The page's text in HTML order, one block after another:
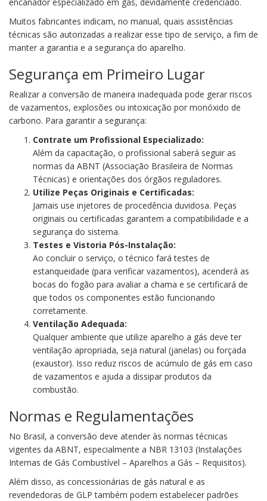
Muitos fabricantes indicam, no manual, quais assistências
técnicas são autorizadas a realizar esse tipo de serviço, a fim de
manter a garantia e a segurança do aparelho.
Segurança em Primeiro Lugar
Realizar a conversão de maneira inadequada pode gerar riscos
de vazamentos, explosões ou intoxicação por monóxido de
carbono. Para garantir a segurança:
Contrate um Profissional Especializado:
Além da capacitação, o profissional saberá seguir as
normas da ABNT (Associação Brasileira de Normas
Técnicas) e orientações dos órgãos reguladores.
Utilize Peças Originais e Certificadas:
Jamais use injetores de procedência duvidosa. Peças
originais ou certificadas garantem a compatibilidade e a
segurança do sistema.
Testes e Vistoria Pós-Instalação:
Ao concluir o serviço, o técnico fará testes de
estanqueidade (para verificar vazamentos), acenderá as
bocas do fogão para avaliar a chama e se certificará de
que todos os componentes estão funcionando
corretamente.
Ventilação Adequada:
Qualquer ambiente que utilize aparelho a gás deve ter
ventilação apropriada, seja natural (janelas) ou forçada
(exaustor). Isso reduz riscos de acúmulo de gás em caso
de vazamentos e ajuda a dissipar produtos da
combustão.
Normas e Regulamentações
No Brasil, a conversão deve atender às normas técnicas
vigentes da ABNT, especialmente a NBR 13103 (Instalações
Internas de Gás Combustível – Aparelhos a Gás – Requisitos).
Além disso, as concessionárias de gás natural e as
revendedoras de GLP também podem estabelecer padrões